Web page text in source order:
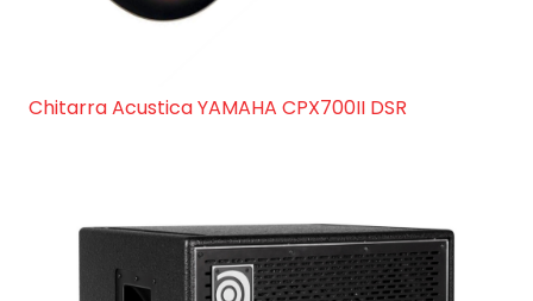
Chitarra Acustica YAMAHA CPX700II DSR